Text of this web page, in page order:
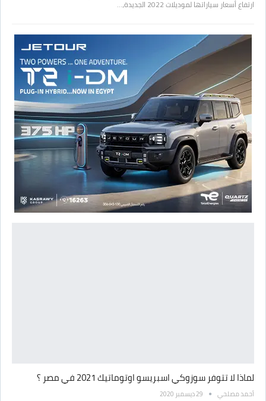
ارتفاع أسعار سياراتها لموديلات 2022 الجديدة،…
لماذا لا تتوفر سوزوكي اسبريسو اوتوماتيك 2021 في مصر ؟
أحمد مصلحي 29 ديسمبر 2020